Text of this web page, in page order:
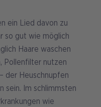
ein Lied davon zu
so gut wie möglich
Haare waschen
Pollenfilter nutzen
der Heuschnupfen
sein. Im schlimmsten
wie